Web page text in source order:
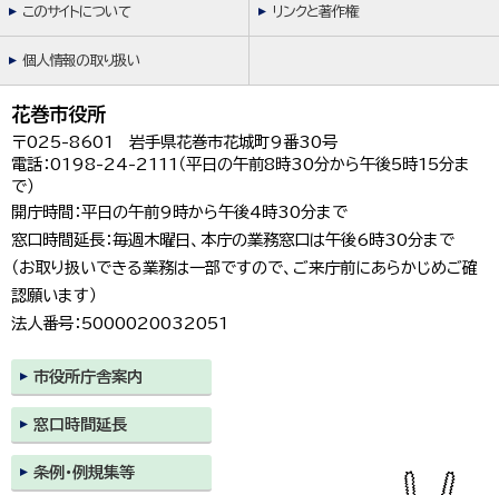
このサイトについて リンクと著作権
個人情報の取り扱い
花巻市役所
〒025-8601 岩手県花巻市花城町9番30号
電話：0198-24-2111（平日の午前8時30分から午後5時15分ま
で）
開庁時間：平日の午前9時から午後4時30分まで
窓口時間延長：毎週木曜日、本庁の業務窓口は午後6時30分まで
（お取り扱いできる業務は一部ですので、ご来庁前にあらかじめご確
認願います）
法人番号：5000020032051
市役所庁舎案内
窓口時間延長
条例・例規集等